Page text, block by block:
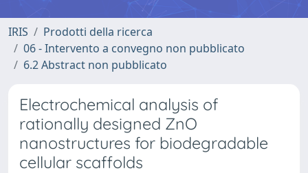
IRIS
Prodotti della ricerca
06 - Intervento a convegno non pubblicato
6.2 Abstract non pubblicato
Electrochemical analysis of
rationally designed ZnO
nanostructures for biodegradable
cellular scaffolds